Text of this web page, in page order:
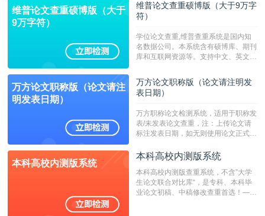
维普论文查重硕博版（大于
9万字符）
维普论文查重硕博版（大于9万字
符）
学位论文查重,维普查重系统是国内知
名数据公司。本系统含有硕博库、期刊
库和互联网资源等。支持中文、英文、
定院校！！！
万方论文职称版（论文请注
明发表日期）
万方论文职称版（论文请注明发
表日期）
万方职称论文检测系统，适用于职称发
表/未发表论文查重，注：上传论文请
标注发表日期，如无则使用论文正式发
成时间作为发表日期。
本科高校内测版系统
本科高校内测版系统
本科高校内测版查重系统，不含”大学
生论文联合对比库“，是专科、本科毕
业论文初稿、中稿修改查重首选！——